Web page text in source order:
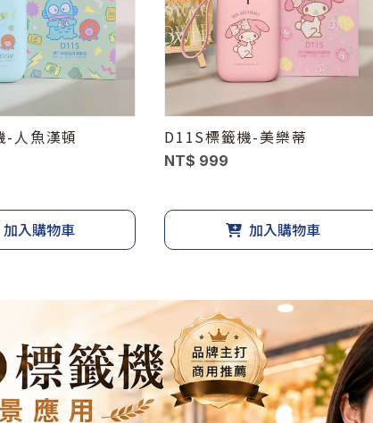
-人魚漢頓
加入購物車
D11S標籤機-美樂蒂
NT$ 999
加入購物車